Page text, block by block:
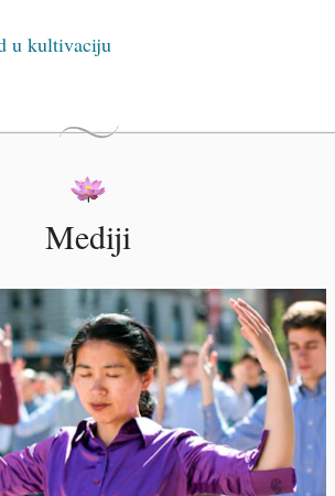
u kultivaciju
Mediji